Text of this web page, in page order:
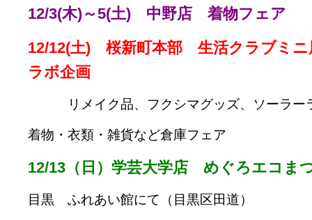
12/3(木)～5(土) 中野店 着物フェア
12/12(土) 桜新町本部 生活クラブミニ
ラボ企画
リメイク品、フクシマグッズ、ソーラー
着物・衣類・雑貨など倉庫フェア
12/13（日）学芸大学店 めぐろエコま
目黒 ふれあい館にて（目黒区田道）